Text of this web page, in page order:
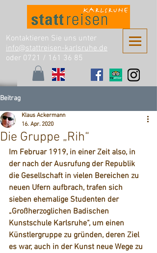
Kontaktieren Sie uns unter
info@stattreisen-karlsruhe.de
oder 0721 / 161 36 85
Beitrag
Die Gruppe „Rih“
Klaus Ackermann
16. Apr. 2020
Im Februar 1919, in einer Zeit also, in
der nach der Ausrufung der Republik
die Gesellschaft in vielen Bereichen zu
neuen Ufern aufbrach, trafen sich
sieben ehemalige Studenten der
„Großherzoglichen Badischen
Kunstschule Karlsruhe“, um einen
Künstlergruppe zu gründen, deren Ziel
es war, auch in der Kunst neue Wege zu